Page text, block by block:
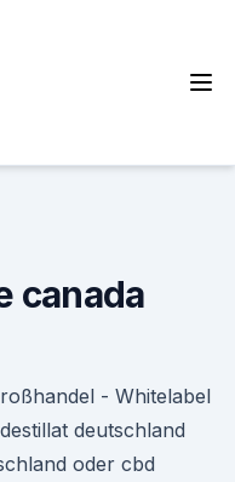
canada
- Whitelabel
deutschland
oder cbd